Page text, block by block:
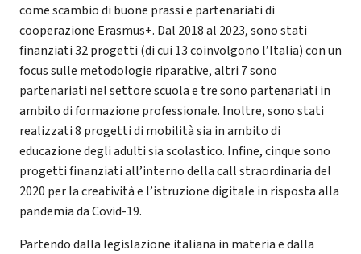
come scambio di buone prassi e partenariati di
cooperazione Erasmus+. Dal 2018 al 2023, sono stati
finanziati 32 progetti (di cui 13 coinvolgono l’Italia) con un
focus sulle metodologie riparative, altri 7 sono
partenariati nel settore scuola e tre sono partenariati in
ambito di formazione professionale. Inoltre, sono stati
realizzati 8 progetti di mobilità sia in ambito di
educazione degli adulti sia scolastico. Infine, cinque sono
progetti finanziati all’interno della call straordinaria del
2020 per la creatività e l’istruzione digitale in risposta alla
pandemia da Covid-19.
Partendo dalla legislazione italiana in materia e dalla